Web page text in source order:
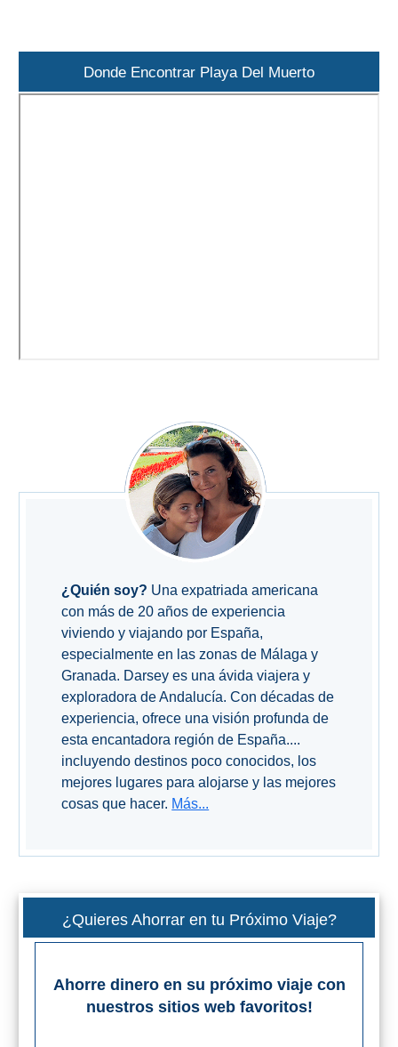
Donde Encontrar Playa Del Muerto
¿Quién soy? Una expatriada americana
con más de 20 años de experiencia
viviendo y viajando por España,
especialmente en las zonas de Málaga y
Granada. Darsey es una ávida viajera y
exploradora de Andalucía. Con décadas de
experiencia, ofrece una visión profunda de
esta encantadora región de España....
incluyendo destinos poco conocidos, los
mejores lugares para alojarse y las mejores
cosas que hacer. Más...
¿Quieres Ahorrar en tu Próximo Viaje?
Ahorre dinero en su próximo viaje con
nuestros sitios web favoritos!